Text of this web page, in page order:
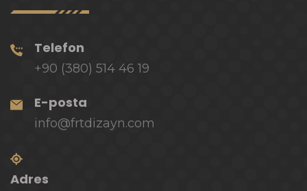
Telefon
+90 (380) 514 46 19
E-posta
info@frtdizayn.com
Adres